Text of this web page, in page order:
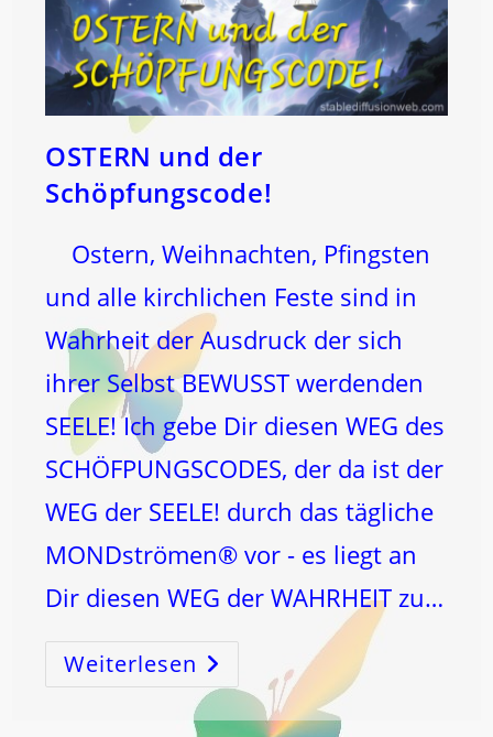
OSTERN und der
Schöpfungscode!
Ostern, Weihnachten, Pfingsten
und alle kirchlichen Feste sind in
Wahrheit der Ausdruck der sich
ihrer Selbst BEWUSST werdenden
SEELE! Ich gebe Dir diesen WEG des
SCHÖFPUNGSCODES, der da ist der
WEG der SEELE! durch das tägliche
MONDströmen® vor - es liegt an
Dir diesen WEG der WAHRHEIT zu…
Weiterlesen OSTERN
Und
Der
Schöpfungscode!